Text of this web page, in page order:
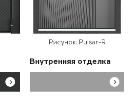
Рисунок: Pulsar-R
Внутренняя отделка